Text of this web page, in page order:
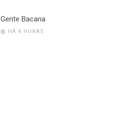
Gente Bacana
HÁ 4 HORAS